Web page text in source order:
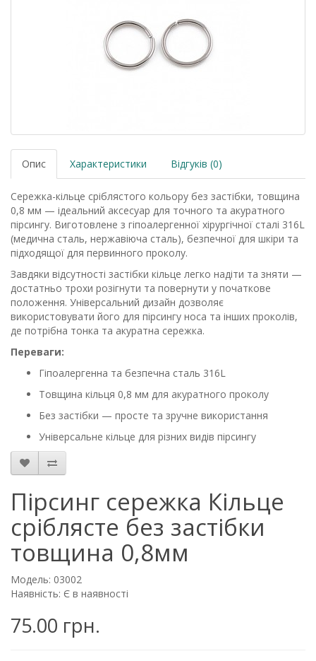
Опис Характеристики Відгуків (0)
Сережка-кільце сріблястого кольору без застібки, товщина
0,8 мм — ідеальний аксесуар для точного та акуратного
пірсингу. Виготовлене з гіпоалергенної хірургічної сталі 316L
(медична сталь, нержавіюча сталь), безпечної для шкіри та
підходящої для первинного проколу.
Завдяки відсутності застібки кільце легко надіти та зняти —
достатньо трохи розігнути та повернути у початкове
положення. Універсальний дизайн дозволяє
використовувати його для пірсингу носа та інших проколів,
де потрібна тонка та акуратна сережка.
Переваги:
Гіпоалергенна та безпечна сталь 316L
Товщина кільця 0,8 мм для акуратного проколу
Без застібки — просте та зручне використання
Універсальне кільце для різних видів пірсингу
Пірсинг сережка Кільце
сріблясте без застібки
товщина 0,8мм
Модель: 03002
Наявність: Є в наявності
75.00 грн.